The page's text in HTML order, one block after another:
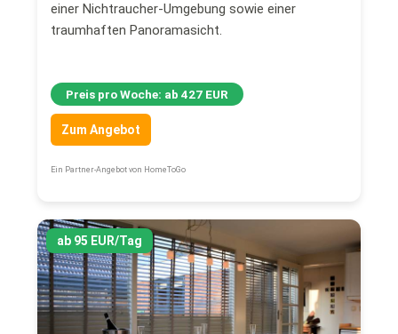
einer Nichtraucher-Umgebung sowie einer
traumhaften Panoramasicht.
Preis pro Woche: ab 427 EUR
Zum Angebot
Ein Partner-Angebot von HomeToGo
ab 95 EUR/Tag